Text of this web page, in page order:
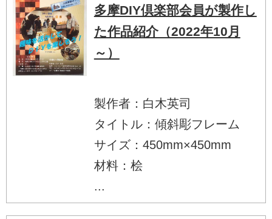
多摩DIY倶楽部会員が製作し
た作品紹介（2022年10月
～）
製作者：白木英司
タイトル：傾斜彫フレーム
サイズ：450mm×450mm
材料：桧
...